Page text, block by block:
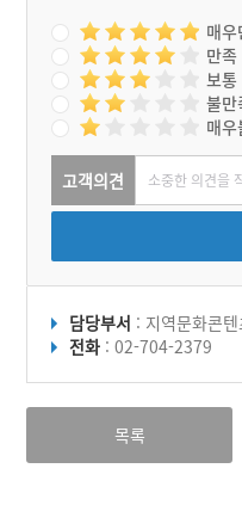
매
만족
보통
불만
매
고객의견
담당부서 : 지역문화콘텐
전화 : 02-704-2379
목록